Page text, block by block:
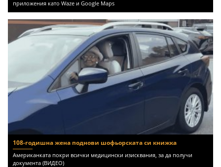
приложения като Waze и Google Maps
108-годишна жена поднови шофьорската си книжка
Американката покри всички медицински изисквания, за да получи
документа (ВИДЕО)